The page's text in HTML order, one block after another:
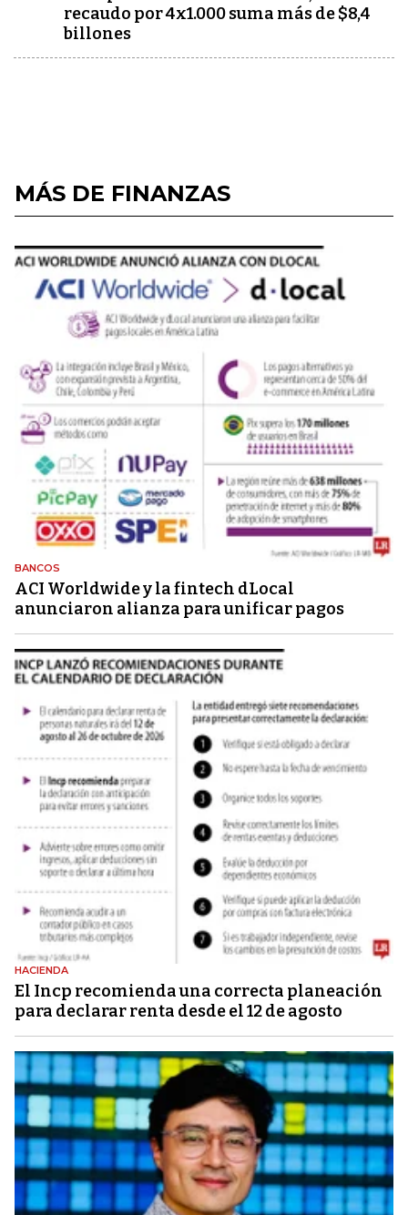
recaudo por 4x1.000 suma más de $8,4
billones
MÁS DE FINANZAS
BANCOS
ACI Worldwide y la fintech dLocal
anunciaron alianza para unificar pagos
HACIENDA
El Incp recomienda una correcta planeación
para declarar renta desde el 12 de agosto